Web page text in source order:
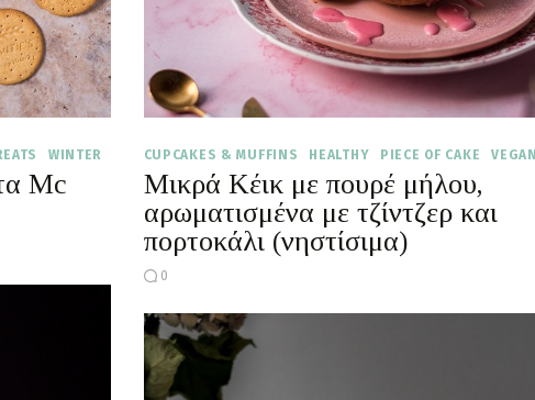
WINTER
Mc
CUPCAKES & MUFFINS HEALTHY PIECE OF CAKE VEGAN
Μικρά Κέικ με πουρέ μήλου,
αρωματισμένα με τζίντζερ και
πορτοκάλι (νηστίσιμα)
0